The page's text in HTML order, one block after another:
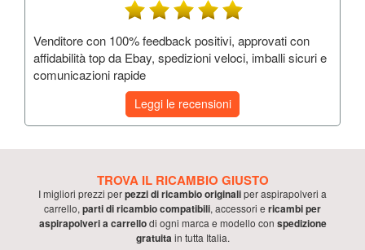
Venditore con 100% feedback positivi, approvati con
affidabilità top da Ebay, spedizioni veloci, imballi sicuri e
comunicazioni rapide
Leggi le recensioni
TROVA IL RICAMBIO GIUSTO
I migliori prezzi perpezzi di ricambio originaliperaspirapolveri a
carrello, parti di ricambio compatibili, accessori e ricambi per
aspirapolveri a carrellodi ogni marca e modello con spedizione
gratuita in tutta Italia.